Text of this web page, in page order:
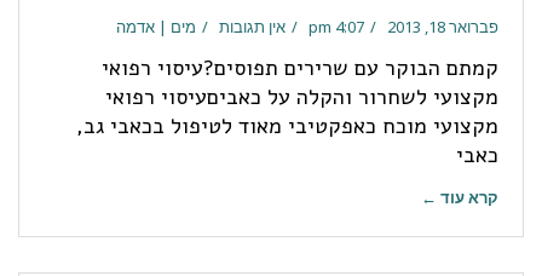
פברואר 18, 2013 4:07 pm אין תגובות מים | אדמה
קמתם הבוקר עם שרירים תפוסים?עיסוי רפואי
מקצועי לשחרור והקלה על כאביםעיסוי רפואי
מקצועי מוכח כאפקטיבי מאוד לטיפול בכאבי גב,
כאבי
קרא עוד ←